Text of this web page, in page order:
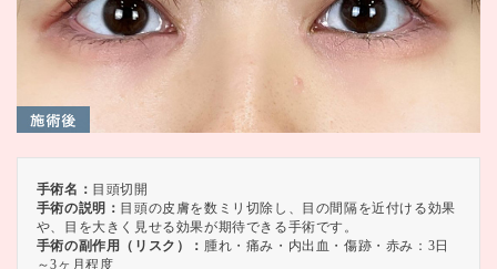
手術名： 目頭切開
手術の説明： 目頭の皮膚を数ミリ切除し、目の間隔を近付ける効果
や、目を大きく見せる効果が期待できる手術です。
手術の副作用（リスク）： 腫れ・痛み・内出血・傷跡・赤み：3日
～3ヶ月程度